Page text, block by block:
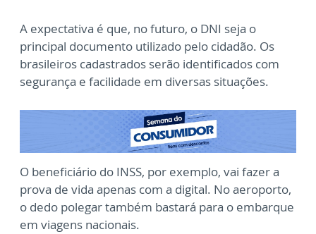
A expectativa é que, no futuro, o DNI seja o
principal documento utilizado pelo cidadão. Os
brasileiros cadastrados serão identificados com
segurança e facilidade em diversas situações.
O beneficiário do INSS, por exemplo, vai fazer a
prova de vida apenas com a digital. No aeroporto,
o dedo polegar também bastará para o embarque
em viagens nacionais.